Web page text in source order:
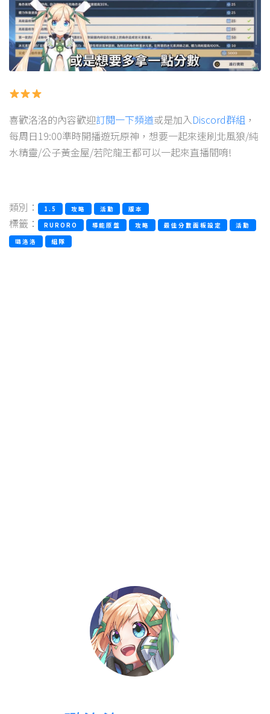
喜歡洛洛的內容歡迎訂閱一下頻道或是加入Discord群組 ，
每周日19:00準時開播遊玩原神，想要一起來速刷北風狼/純
水精靈/公子黃金屋/若陀龍王都可以一起來直播間唷!
類別： 1.5 攻略 活動 版本
標籤： RURORO 導能原盤 攻略 最佳分數面板設定
活動
璐洛洛
組隊